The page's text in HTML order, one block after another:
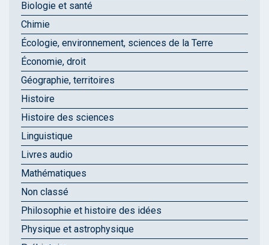
Biologie et santé
Chimie
Écologie, environnement, sciences de la Terre
Économie, droit
Géographie, territoires
Histoire
Histoire des sciences
Linguistique
Livres audio
Mathématiques
Non classé
Philosophie et histoire des idées
Physique et astrophysique